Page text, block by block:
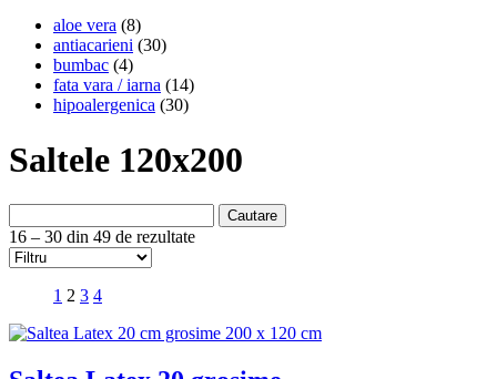
aloe vera (8)
antiacarieni (30)
bumbac (4)
fata vara / iarna (14)
hipoalergenica (30)
Saltele 120x200
Cautare
16 – 30 din 49 de rezultate
1 2 3 4